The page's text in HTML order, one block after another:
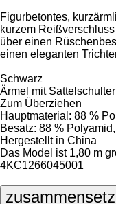
Figurbetontes,
kurzem
über einen
einen eleganten
Schwarz
Ärmel mit Sattelschulter
Zum Überziehen
Hauptmaterial: 88 %
Besatz: 88 %
Hergestellt in China
Das Model ist 1,80 m
4KC1266045001